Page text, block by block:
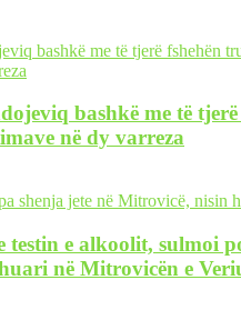
bashkë me të tjerë
në dy varreza
testin e alkoolit, sulmoi
në Mitrovicën e